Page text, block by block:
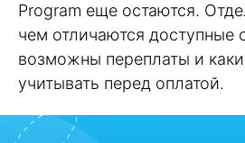
Program еще остаются.
чем отличаются доступные
возможны переплаты и
учитывать перед оплатой.